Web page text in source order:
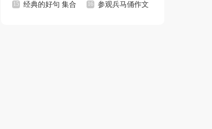
15篇 个人工作总结(15篇)
经典的好句 集合 参观兵马俑作文